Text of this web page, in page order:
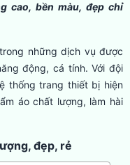
cao, bền màu, đẹp chỉ
những dịch vụ được
động, cá tính. Với đội
thống trang thiết bị hiện
áo chất lượng, làm hài
đẹp, rẻ